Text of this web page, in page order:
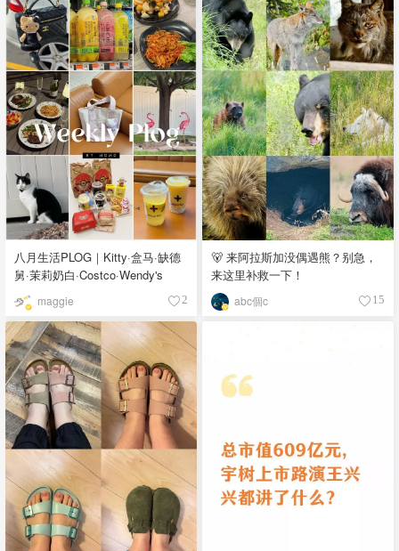
八月生活PLOG｜Kitty·盒马·缺德
舅·茉莉奶白·Costco·Wendy's
maggie 2
🐻 来阿拉斯加没偶遇熊？别急，
来这里补救一下！
abc個c 15